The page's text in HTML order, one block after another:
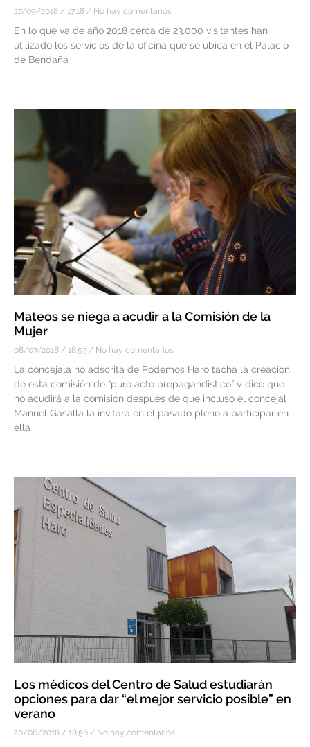
27/09/2018 17:18 No hay comentarios
En lo que va de año 2018 cerca de 23.000 visitantes han
utilizado los servicios de la oficina que se ubica en el Palacio
de Bendaña
Mateos se niega a acudir a la Comisión de la
Mujer
08/07/2018 18:53 No hay comentarios
La concejala no adscrita de Podemos Haro tacha la creación
de esta comisión de “puro acto propagandístico” y dice que
no acudirá a la comisión después de que incluso el concejal
Manuel Gasalla la invitara en el pasado pleno a participar en
ella
Los médicos del Centro de Salud estudiarán
opciones para dar “el mejor servicio posible” en
verano
20/06/2018 18:56 No hay comentarios